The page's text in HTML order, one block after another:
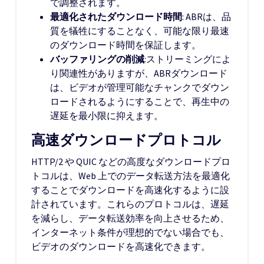
で調整されます。
最適化されたダウンロード時間: ABRは、品
質を犠牲にすることなく、可能な限り最速
のダウンロード時間を保証します。
バッファリングの削減:ストリーミングによ
り関連性がありますが、ABRダウンロード
は、ビデオが管理可能なチャンクでダウン
ロードされるようにすることで、再生中の
遅延を最小限に抑えます。
高速ダウンロードプロトコル
HTTP/2 や QUIC などの高度なダウンロードプロ
トコルは、Web 上でのデータ転送方法を最適化
することでダウンロードを高速化するように設
計されています。これらのプロトコルは、遅延
を減らし、データ転送効率を向上させるため、
インターネット条件が理想的でない場合でも、
ビデオのダウンロードを高速化できます。